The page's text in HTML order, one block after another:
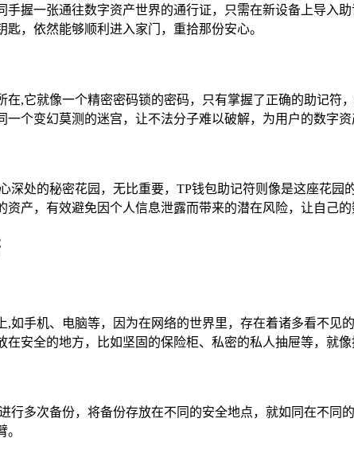
握一张通往数字资产世界的通行证，只需在新设备上导入
，依然能够顺利进入家门，重拾那份安心。
在,它就像一个精密密码锁的密码，只有掌握了正确的助记
个变幻莫测的迷宫，让不法分子难以破解，为用户的数字资
深处的秘密花园，无比重要，TP钱包助记符则像是这座花
产，有效避免因个人信息泄露而带来的潜在风险，让自己
,如手机、电脑等，因为在网络的世界里，存在着诸多看不
安全的地方，比如坚固的保险柜、私密的私人抽屉等，就
行多次备份，将备份存放在不同的安全地点，就如同在不